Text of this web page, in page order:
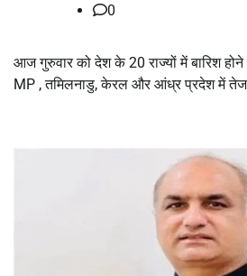
0
आज गुरुवार को देश के 20 राज्यों में बारिश
MP , तमिलनाडु, केरल और आंध्र प्रदेश में तेज